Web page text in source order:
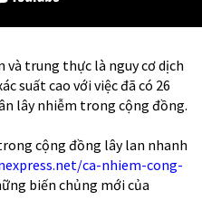
và trung thực là nguy cơ dịch
suất cao với việc đã có 26
lây nhiễm trong cộng đồng.
cộng đồng lây lan nhanh
ca-nhiem-cong-
biến chủng mới của